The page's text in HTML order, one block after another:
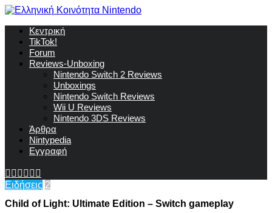
Κεντρική
TikTok!
Forum
Reviews-Unboxing
Nintendo Switch 2 Reviews
Unboxings
Nintendo Switch Reviews
Wii U Reviews
Nintendo 3DS Reviews
Άρθρα
Nintypedia
Εγγραφή
Ειδήσεις 2
Child of Light: Ultimate Edition – Switch gameplay